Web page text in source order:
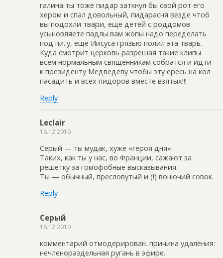
галина ты тоже пидар заткнул бы свой рот его
хером и спал довольный, пидарасня везде чтоб
вы подохли твари, ещё детей с роддомов
усыновляете падлы вам жопы надо переделать
под пи..у, ещё Иисуса грязью полил эта тварь.
Куда смотрит церковь разрешая такие клипы
всем нормальным священникам собратся и идти
к президенту Медведеву чтобы эту ересь на кол
пасадить и всех пидоров вместе взятых!!!
Reply
Leclair
16.12.2010
Серый — ты мудак, хуже «героя дня».
Таких, как ты у нас, во Франции, сажают за
решетку за гомофобные высказывания.
Ты — обычный, пресловутый и (!) вонючий совок.
Reply
Серый
16.12.2010
комментарий отмодерирован. причина удаления:
нечленораздельная ругань в эфире.